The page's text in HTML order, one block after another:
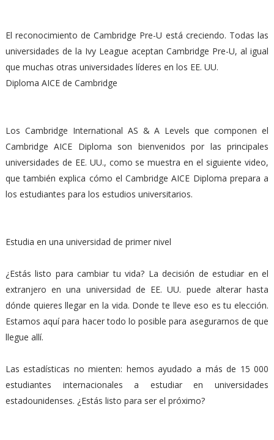
El reconocimiento de Cambridge Pre-U está creciendo. Todas las
universidades de la Ivy League aceptan Cambridge Pre-U, al igual
que muchas otras universidades líderes en los EE. UU.
Diploma AICE de Cambridge
Los Cambridge International AS & A Levels que componen el
Cambridge AICE Diploma son bienvenidos por las principales
universidades de EE. UU., como se muestra en el siguiente video,
que también explica cómo el Cambridge AICE Diploma prepara a
los estudiantes para los estudios universitarios.
Estudia en una universidad de primer nivel
¿Estás listo para cambiar tu vida? La decisión de estudiar en el
extranjero en una universidad de EE. UU. puede alterar hasta
dónde quieres llegar en la vida. Donde te lleve eso es tu elección.
Estamos aquí para hacer todo lo posible para asegurarnos de que
llegue allí.
Las estadísticas no mienten: hemos ayudado a más de 15 000
estudiantes internacionales a estudiar en universidades
estadounidenses. ¿Estás listo para ser el próximo?